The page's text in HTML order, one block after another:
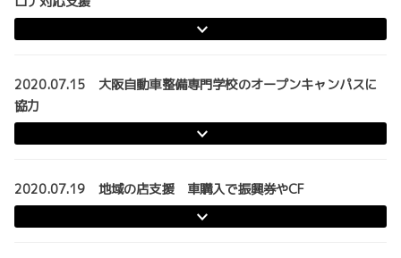
2020.07.15 大阪自動車整備専門学校のオープンキャンパスに
協力
2020.07.19 地域の店支援 車購入で振興券やCF